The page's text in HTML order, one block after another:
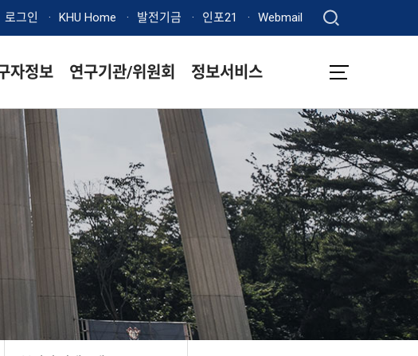
로그인 KHU Home 발전기금 인포21 Webmail
자정보 연구기관/위원회 정보서비스